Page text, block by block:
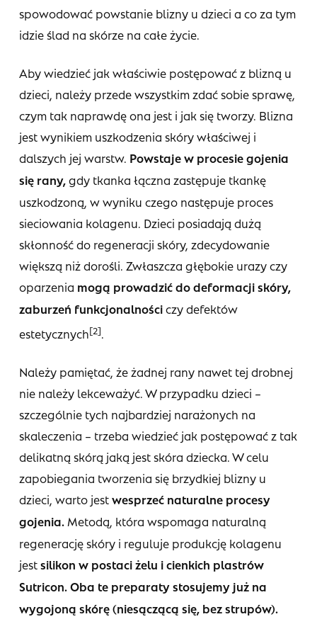
spowodować powstanie blizny u dzieci a co za tym
idzie ślad na skórze na całe życie.
Aby wiedzieć jak właściwie postępować z blizną u
dzieci, należy przede wszystkim zdać sobie sprawę,
czym tak naprawdę ona jest i jak się tworzy. Blizna
jest wynikiem uszkodzenia skóry właściwej i
dalszych jej warstw. Powstaje w procesie gojenia
się rany, gdy tkanka łączna zastępuje tkankę
uszkodzoną, w wyniku czego następuje proces
sieciowania kolagenu. Dzieci posiadają dużą
skłonność do regeneracji skóry, zdecydowanie
większą niż dorośli. Zwłaszcza głębokie urazy czy
oparzenia mogą prowadzić do deformacji skóry,
zaburzeń funkcjonalnościczy defektów
estetycznych[2]
Należy pamiętać, że żadnej rany nawet tej drobnej
nie należy lekceważyć. W przypadku dzieci –
szczególnie tych najbardziej narażonych na
skaleczenia – trzeba wiedzieć jak postępować z tak
delikatną skórą jaką jest skóra dziecka. W celu
zapobiegania tworzenia się brzydkiej blizny u
dzieci, warto jest wesprzeć naturalne procesy
gojenia. Metodą, która wspomaga naturalną
regenerację skóry i reguluje produkcję kolagenu
jest silikon w postaci żelu i cienkich plastrów
Sutricon. Oba te preparaty stosujemy już na
wygojoną skórę (niesączącą się, bez strupów).